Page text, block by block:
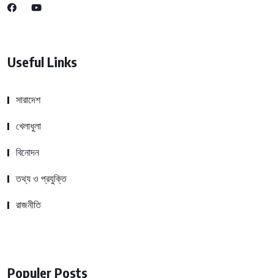
Useful Links
সারাদেশ
খেলাধুলা
বিনোদন
তথ্য ও প্রযুক্তি
রাজনীতি
Populer Posts